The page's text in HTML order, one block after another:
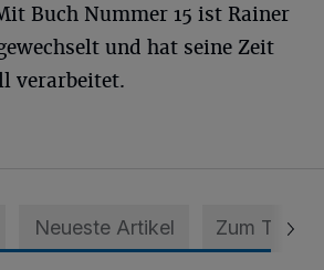
Buch Nummer 15 ist Rainer
und hat seine Zeit
verarbeitet.
Neueste Artikel Zum Thema